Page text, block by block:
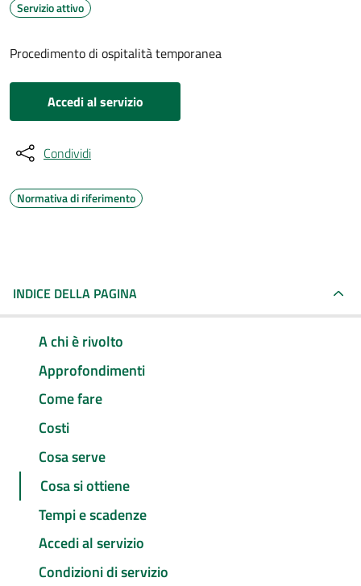
Servizio attivo
Procedimento di ospitalità temporanea
Accedi al servizio
Condividi
Normativa di riferimento
INDICE DELLA PAGINA
A chi è rivolto
Approfondimenti
Come fare
Costi
Cosa serve
Cosa si ottiene
Tempi e scadenze
Accedi al servizio
Condizioni di servizio